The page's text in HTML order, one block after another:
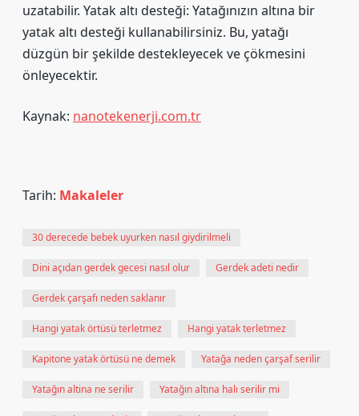
uzatabilir. Yatak altı desteği: Yatağınızın altına bir
yatak altı desteği kullanabilirsiniz. Bu, yatağı
düzgün bir şekilde destekleyecek ve çökmesini
önleyecektir.
Kaynak: nanotekenerji.com.tr
Tarih: Makaleler
30 derecede bebek uyurken nasıl giydirilmeli
Dini açıdan gerdek gecesi nasıl olur Gerdek adeti nedir
Gerdek çarşafı neden saklanır
Hangi yatak örtüsü terletmez Hangi yatak terletmez
Kapitone yatak örtüsü ne demek Yatağa neden çarşaf serilir
Yatağın altina ne serilir Yatağın altına halı serilir mi